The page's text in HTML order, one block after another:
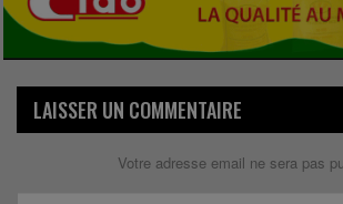
LAISSER UN COMMENTAIRE
Votre adresse email ne sera pas